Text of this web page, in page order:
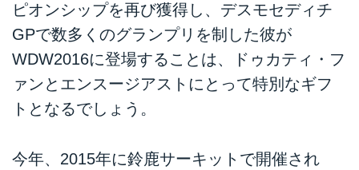
ピオンシップを再び獲得し、デスモセディチ
GPで数多くのグランプリを制した彼が
WDW2016に登場することは、ドゥカティ・フ
ァンとエンスージアストにとって特別なギフ
トとなるでしょう。
今年、2015年に鈴鹿サーキットで開催され